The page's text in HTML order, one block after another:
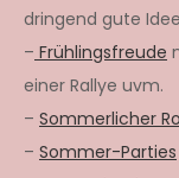
dringend gute
– Frühlingsfreude
einer Rallye uvm.
– Sommerlicher
– Sommer-Parties